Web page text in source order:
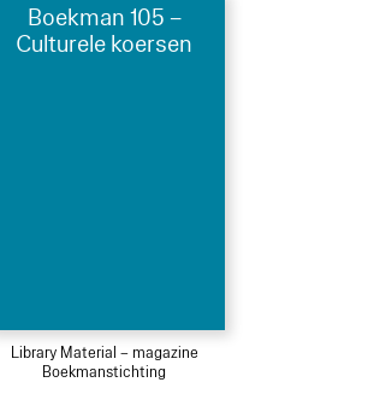
Boekman 105 –
Culturele koersen
Library Material – magazine
Boekmanstichting